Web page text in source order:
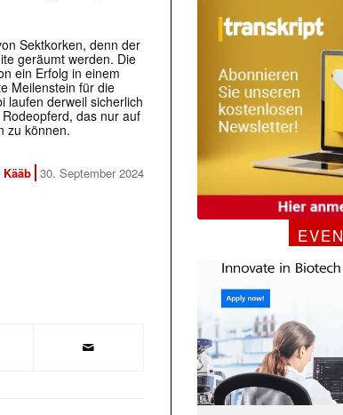
Newsletter jede Woche aktuell
Sektkorken, denn der
geräumt werden. Die
ein Erfolg in einem
Meilenstein für die
laufen derweil sicherlich
das nur auf
zu können.
30. September 2024